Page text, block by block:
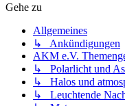
Gehe zu
Allgemeines
↳ Ankündigungen
AKM e.V.
↳ Polarlicht und
↳ Halos und
↳ Leuchtende